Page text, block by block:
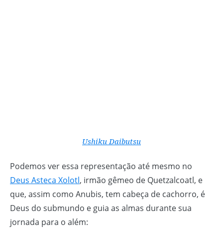
Ushiku Daibutsu
Podemos ver essa representação até mesmo no
Deus Asteca Xolotl, irmão gêmeo de Quetzalcoatl, e
que, assim como Anubis, tem cabeça de cachorro, é
Deus do submundo e guia as almas durante sua
jornada para o além: